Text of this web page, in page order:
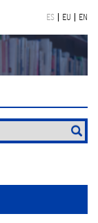
ES EU EN